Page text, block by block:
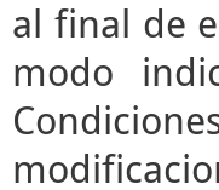
al final de
modo